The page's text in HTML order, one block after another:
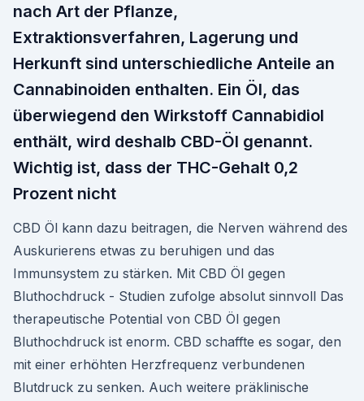
nach Art der Pflanze,
Extraktionsverfahren, Lagerung und
Herkunft sind unterschiedliche Anteile an
Cannabinoiden enthalten. Ein Öl, das
überwiegend den Wirkstoff Cannabidiol
enthält, wird deshalb CBD-Öl genannt.
Wichtig ist, dass der THC-Gehalt 0,2
Prozent nicht
CBD Öl kann dazu beitragen, die Nerven während des
Auskurierens etwas zu beruhigen und das
Immunsystem zu stärken. Mit CBD Öl gegen
Bluthochdruck - Studien zufolge absolut sinnvoll Das
therapeutische Potential von CBD Öl gegen
Bluthochdruck ist enorm. CBD schaffte es sogar, den
mit einer erhöhten Herzfrequenz verbundenen
Blutdruck zu senken. Auch weitere präklinische